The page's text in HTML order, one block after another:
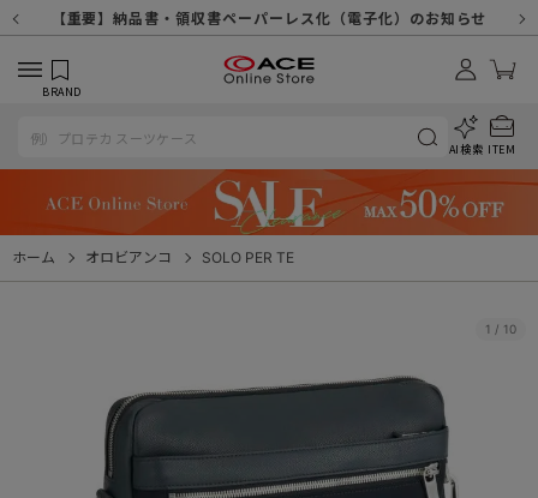
【重要】令和８年熊本地震に伴う配送への影響について
【重要】納品書・領収書ペーパーレス化（電子化）のお知らせ
【重要】天候不良や交通状況・物量増等に伴う配送への影響について
【重要】悪質な詐欺サイトにご注意ください
【重要】各種メールが届かない場合に関しまして
【重要】お問い合わせのご対応に関しまして
【重要】SNSのなりすまし詐欺にご注意ください
BRAND
AI検索 ITEM
ホーム オロビアンコ SOLO PER TE
1 / 10